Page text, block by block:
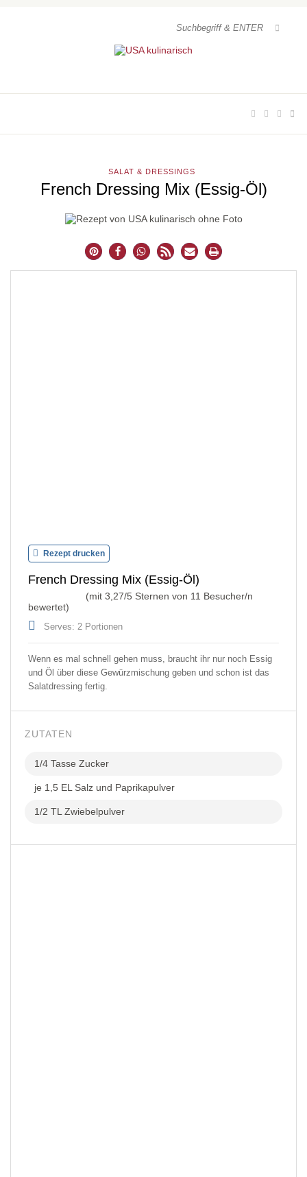
SALAT & DRESSINGS
French Dressing Mix (Essig-Öl)
Rezept drucken
French Dressing Mix (Essig-Öl)
(mit 3,27/5 Sternen von 11 Besucher/n
bewertet)
Serves: 2 Portionen
Wenn es mal schnell gehen muss, braucht ihr nur noch Essig
und Öl über diese Gewürzmischung geben und schon ist das
Salatdressing fertig.
ZUTATEN
1/4 Tasse Zucker
je 1,5 EL Salz und Paprikapulver
1/2 TL Zwiebelpulver